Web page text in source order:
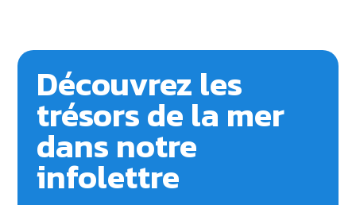
Découvrez les
trésors de la mer
dans notre
infolettre